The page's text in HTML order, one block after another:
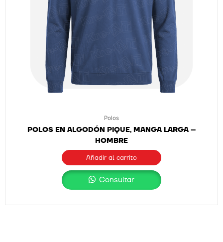
Polos
POLOS EN ALGODÓN PIQUE, MANGA LARGA –
HOMBRE
Añadir al carrito
Consultar